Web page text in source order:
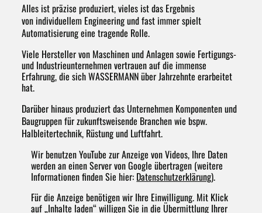
Alles ist präzise produziert, vieles ist das Ergebnis
von individuellem Engineering und fast immer spielt
Automatisierung eine tragende Rolle.
Viele Hersteller von Maschinen und Anlagen sowie Fertigungs-
und Industrieunternehmen vertrauen auf die immense
Erfahrung, die sich WASSERMANN über Jahrzehnte erarbeitet
hat.
Darüber hinaus produziert das Unternehmen Komponenten und
Baugruppen für zukunftsweisende Branchen wie bspw.
Halbleitertechnik, Rüstung und Luftfahrt.
Wir benutzen YouTube zur Anzeige von Videos, Ihre Daten
werden an einen Server von Google übertragen (weitere
Informationen finden Sie hier: Datenschutzerklärung).
Für die Anzeige benötigen wir Ihre Einwilligung. Mit Klick
auf „Inhalte laden“ willigen Sie in die Übermittlung Ihrer